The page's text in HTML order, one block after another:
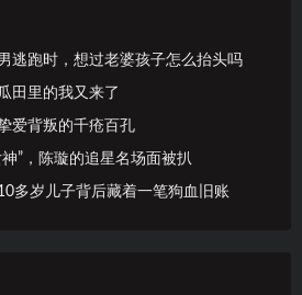
逃跑时，想过老婆孩子怎么抬头吗
田里的我又来了
爱背叛的千疮百孔
”，陈璇的追星名场面被扒
多岁儿子背后藏着一笔狗血旧账